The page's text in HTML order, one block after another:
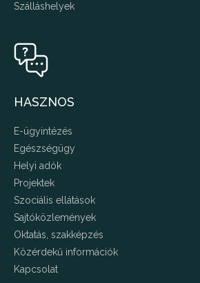
Szálláshelyek
HASZNOS
E-ügyintézés
Egészségügy
Helyi adók
Projektek
Szociális ellátások
Sajtóközlemények
Oktatás, szakképzés
Közérdekű információk
Kapcsolat